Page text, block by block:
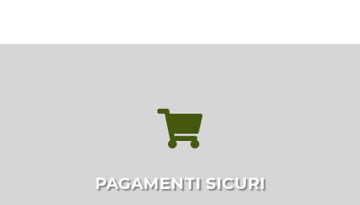

PAGAMENTI SICURI